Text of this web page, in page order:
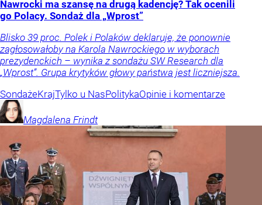
Nawrocki ma szansę na drugą kadencję? Tak ocenili
go Polacy. Sondaż dla „Wprost”
Blisko 39 proc. Polek i Polaków deklaruje, że ponownie
zagłosowałoby na Karola Nawrockiego w wyborach
prezydenckich – wynika z sondażu SW Research dla
„Wprost”. Grupa krytyków głowy państwa jest liczniejsza.
SondażeKrajTylko u NasPolitykaOpinie i komentarze
Magdalena Frindt